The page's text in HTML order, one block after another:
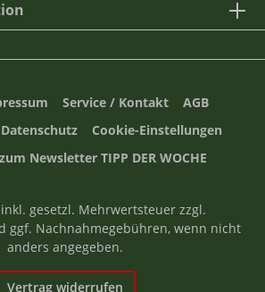
Service / Kontakt
AGB
Datenschutz
Cookie-Einstellungen
Newsletter TIPP DER WOCHE
gesetzl. Mehrwertsteuer zzgl.
ggf. Nachnahmegebühren, wenn nicht
anders angegeben.
Vertrag widerrufen